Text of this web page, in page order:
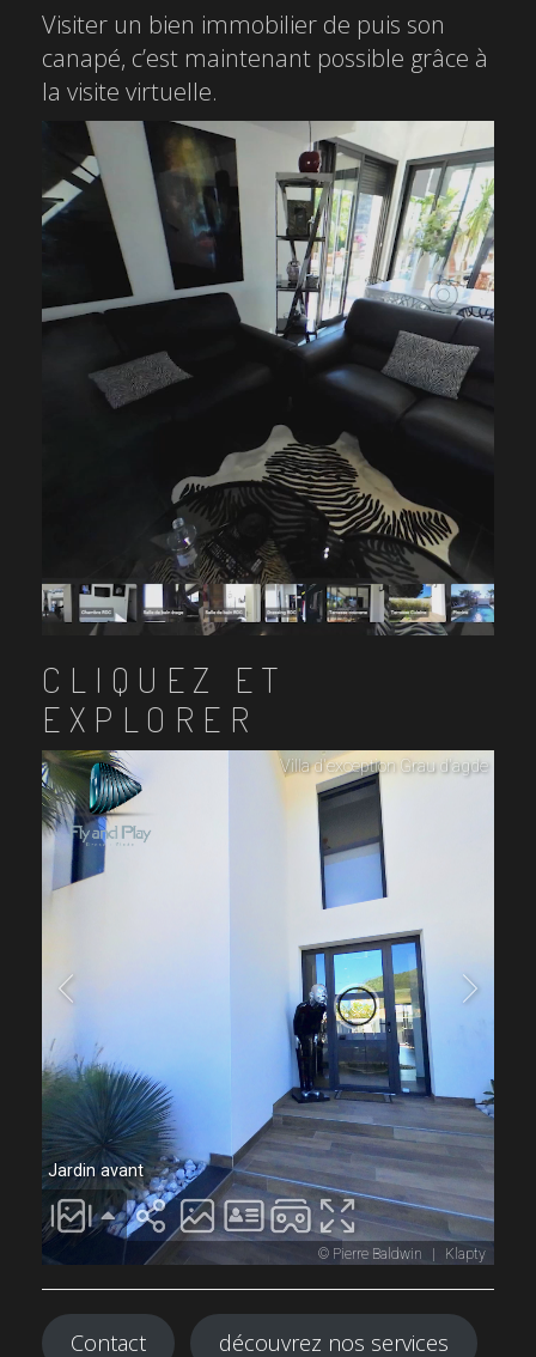
Visiter un bien immobilier de puis son
canapé, c’est maintenant possible grâce à
la visite virtuelle.
CLIQUEZ ET
EXPLORER
Contact découvrez nos services